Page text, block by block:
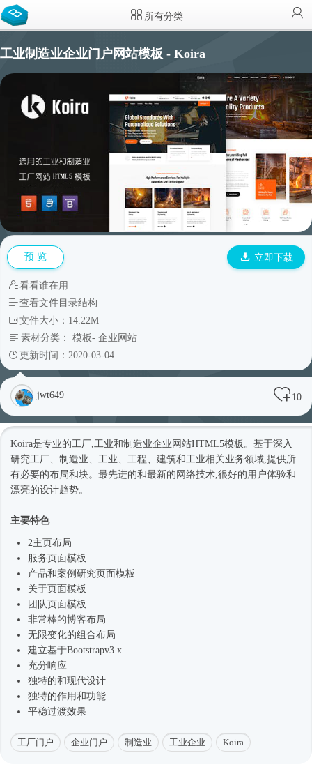
所有分类
工业制造业企业门户网站模板 - Koira
预 览 立即下载
看看谁在用
查看文件目录结构
文件大小：14.22M
素材分类： 模板- 企业网站
更新时间：2020-03-04
jwt649 10
Koira是专业的工厂,工业和制造业企业网站HTML5模板 。基于深入
研究工厂、制造业、工业、工程、建筑和工业相关业务领域,提供所
有必要的布局和块。最先进的和最新的网络技术,很好的用户体验和
漂亮的设计趋势。
主要特色
2主页布局
服务页面模板
产品和案例研究页面模板
关于页面模板
团队页面模板
非常棒的博客布局
无限变化的组合布局
建立基于Bootstrapv3.x
充分响应
独特的和现代设计
独特的作用和功能
平稳过渡效果
工厂门户 企业门户 制造业 工业企业 Koira